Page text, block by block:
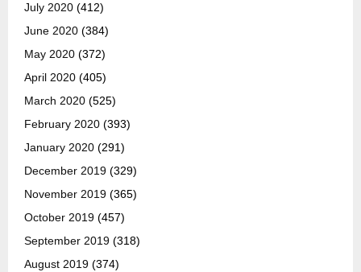
July 2020 (412)
June 2020 (384)
May 2020 (372)
April 2020 (405)
March 2020 (525)
February 2020 (393)
January 2020 (291)
December 2019 (329)
November 2019 (365)
October 2019 (457)
September 2019 (318)
August 2019 (374)